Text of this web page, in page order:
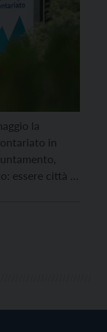
la
in
essere città di